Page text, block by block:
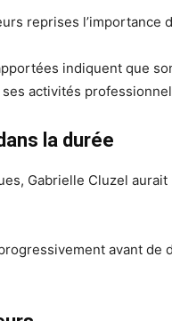
reprises l’importance
indiquent que
activités
la durée
Gabrielle Cluzel
avant de